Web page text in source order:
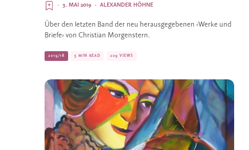
ALEXANDER HÖHNE
·
3. MAI 2019
·
Über den letzten Band der neu herausgegebenen ‹Werke und
Briefe› von Christian Morgenstern.
2019/18 5 MIN READ 209 VIEWS